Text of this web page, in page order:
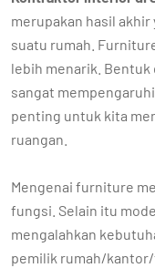
merupakan hasil
suatu rumah.
lebih menarik.
sangat
penting untuk kita
ruangan.
Mengenai furniture
fungsi. Selain itu
mengalahkan
pemilik rumah/